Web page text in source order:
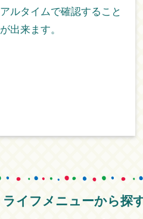
アルタイムで確認すること
が出来ます。
ライフメニューから探